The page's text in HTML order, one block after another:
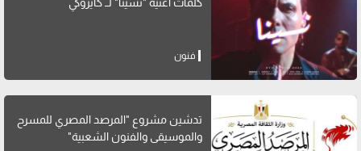
فنون
تدشين مشروع "المرصد المصري للمسرح
والموسيقى والفنون الشعبية"